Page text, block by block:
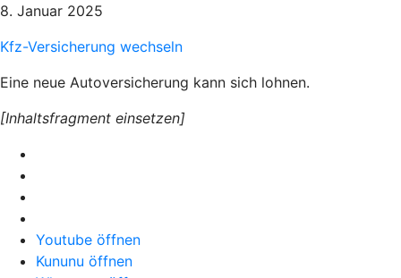
8. Januar 2025
Kfz-Versicherung wechseln
Eine neue Autoversicherung kann sich lohnen.
[Inhaltsfragment einsetzen]
Youtube öffnen
Kununu öffnen